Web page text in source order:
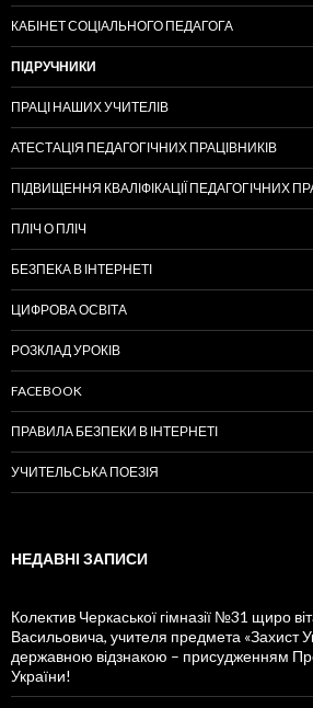
КАБІНЕТ СОЦІАЛЬНОГО ПЕДАГОГА
ПІДРУЧНИКИ
ПРАЦІ НАШИХ УЧИТЕЛІВ
АТЕСТАЦІЯ ПЕДАГОГІЧНИХ ПРАЦІВНИКІВ
ПІДВИЩЕННЯ КВАЛІФІКАЦІЇ ПЕДАГОГІЧНИХ
ПЛІЧ О ПЛІЧ
БЕЗПЕКА В ІНТЕРНЕТІ
ЦИФРОВА ОСВІТА
РОЗКЛАД УРОКІВ
FACEBOOK
ПРАВИЛА БЕЗПЕКИ В ІНТЕРНЕТІ
УЧИТЕЛЬСЬКА ПОЕЗІЯ
НЕДАВНІ ЗАПИСИ
Колектив Черкаської гімназії №31 щиро
Васильовича, учителя предмета «Захист
державною відзнакою – присудженням
України!